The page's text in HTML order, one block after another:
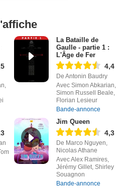
La Bataille de
Gaulle - partie 1 :
L'Âge de Fer
4,4
De Antonin Baudry
Avec Simon Abkarian,
Simon Russell Beale,
Florian Lesieur
Bande-annonce
Jim Queen
4,3
De Marco Nguyen,
Nicolas Athane
Avec Alex Ramires,
Jérémy Gillet, Shirley
Souagnon
Bande-annonce